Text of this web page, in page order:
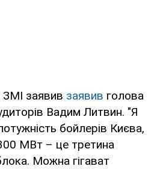
заявив заявив голова
Вадим Литвин. "Я
бойлерів Києва,
МВт – це третина
Можна гігават